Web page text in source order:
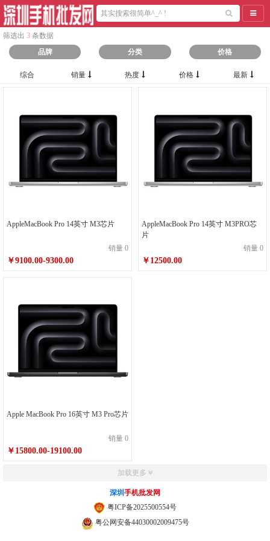
导航
筛选出 3 条数据
品牌
分类 价格
综合 销量 热度 价格 最新
AppleMacBook Pro 14英寸 M3芯片
销量 0
￥9100.00-9300.00
AppleMacBook Pro 14英寸 M3PRO芯
片
销量 0
￥12500.00
Apple MacBook Pro 16英寸 M3 Pro芯片
销量 0
￥15800.00-19100.00
加载更多
深圳 手机批发网
粤ICP备2025500554号
粤公网安备44030002009475号